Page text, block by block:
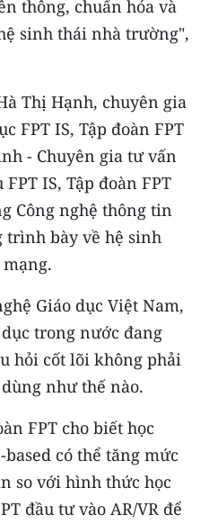
thông, chuẩn hóa và
sinh thái nhà trường",
Thị Hạnh, chuyên gia
FPT IS, Tập đoàn FPT
- Chuyên gia tư vấn
IS, Tập đoàn FPT
Công nghệ thông tin
trình bày về hệ sinh
Giáo dục Việt Nam,
trong nước đang
hỏi cốt lõi không phải
như thế nào.
FPT cho biết học
có thể tăng mức
so với hình thức học
đầu tư vào AR/VR để